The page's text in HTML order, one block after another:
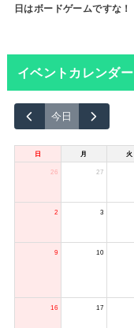
日はボードゲームですな！
イベントカレンダー
今日
日 月 火
26 27
2 3
9 10
16 17